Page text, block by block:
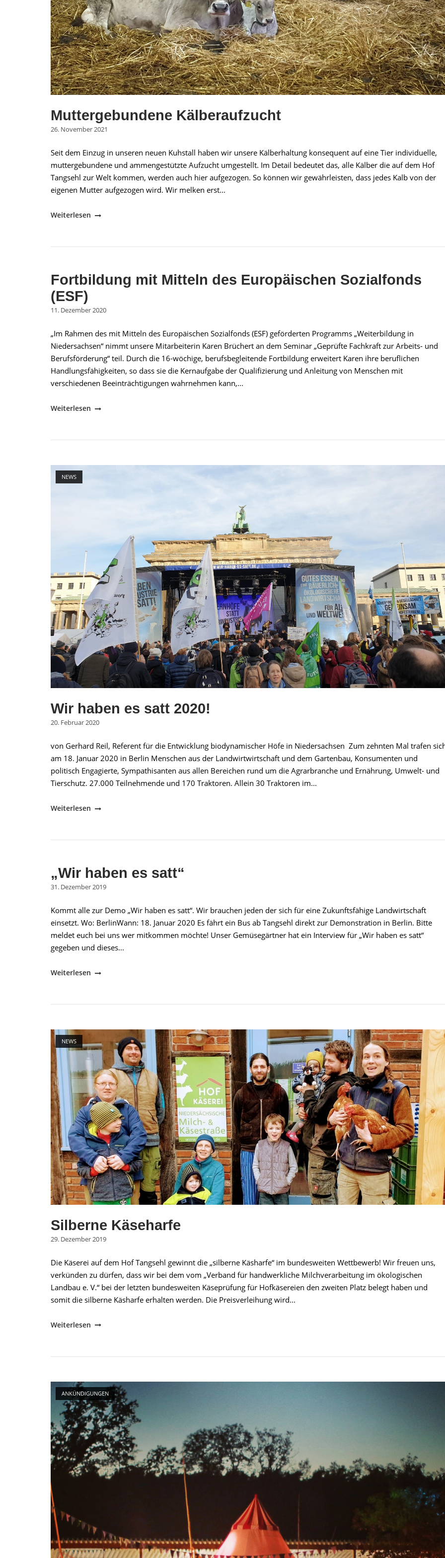
Mutter­gebundene Kälber­aufzucht
26. November 2021
Seit dem Einzug in unseren neuen Kuhstall haben wir unsere Kälberhaltung konsequent auf eine Tier individuelle,
muttergebundene und ammengestützte Aufzucht umgestellt. Im Detail bedeutet das, alle Kälber die auf dem Hof
Tangsehl zur Welt kommen, werden auch hier aufgezogen. So können wir gewährleisten, dass jedes Kalb von der
eigenen Mutter aufgezogen wird. Wir melken erst...
"Mutter­
Weiterlesen
Fortbildung mit Mitteln des Europäischen Sozialfonds
(ESF)
11. Dezember 2020
„Im Rahmen des mit Mitteln des Europäischen Sozialfonds (ESF) geförderten Programms „Weiterbildung in
Niedersachsen“ nimmt unsere Mitarbeiterin Karen Brüchert an dem Seminar „Geprüfte Fachkraft zur Arbeits- und
Berufsförderung“ teil. Durch die 16-wöchige, berufsbegleitende Fortbildung erweitert Karen ihre beruflichen
Handlungsfähigkeiten, so dass sie die Kernaufgabe der Qualifizierung und Anleitung von Menschen mit
verschiedenen Beeinträchtigungen wahrnehmen kann,...
"Fortbildung
Sozialfonds
(ESF)"
Weiterlesen
NEWS
Open post
Wir haben es satt 2020!
20. Februar 2020
von Gerhard Reil, Referent für die Entwicklung biodynamischer Höfe in Niedersachsen Zum zehnten Mal trafen
am 18. Januar 2020 in Berlin Menschen aus der Landwirtwirtschaft und dem Gartenbau, Konsumenten und
politisch Engagierte, Sympathisanten aus allen Bereichen rund um die Agrarbranche und Ernährung, Umwelt- und
Tierschutz. 27.000 Teilnehmende und 170 Traktoren. Allein 30 Traktoren im...
"Wir
Weiterlesen
„Wir haben es satt“
31. Dezember 2019
Kommt alle zur Demo „Wir haben es satt“. Wir brauchen jeden der sich für eine Zukunftsfähige Landwirtschaft
einsetzt. Wo: BerlinWann: 18. Januar 2020 Es fährt ein Bus ab Tangsehl direkt zur Demonstration in Berlin. Bitte
meldet euch bei uns wer mitkommen möchte! Unser Gemüsegärtner hat ein Interview für „Wir haben es satt“
gegeben und dieses...
"„Wir
Weiterlesen
NEWS
Open post
Silberne Käseharfe
29. Dezember 2019
Die Käserei auf dem Hof Tangsehl gewinnt die „silberne Käsharfe“ im bundesweiten Wettbewerb! Wir freuen uns,
verkünden zu dürfen, dass wir bei dem vom „Verband für handwerkliche Milchverarbeitung im ökologischen
Landbau e. V.“ bei der letzten bundesweiten Käseprüfung für Hofkäsereien den zweiten Platz belegt haben und
somit die silberne Käsharfe erhalten werden. Die Preisverleihung wird...
"Silberne
Weiterlesen
ANKÜNDIGUNGEN
Open post